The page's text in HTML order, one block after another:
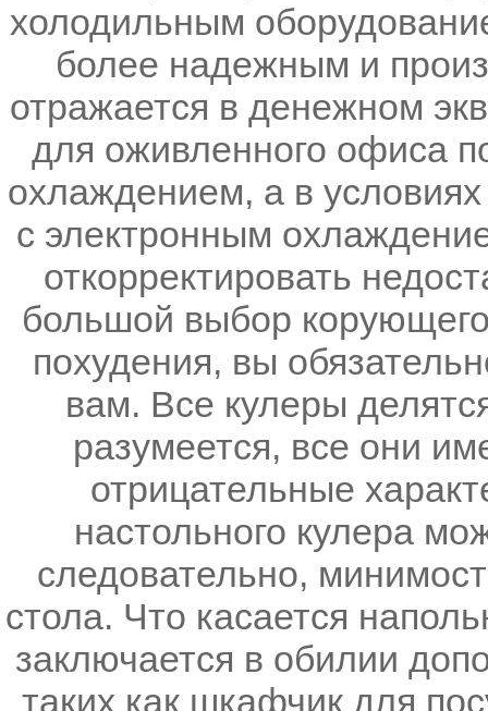
холодильным
более надежным и
отражается в денежном
для оживленного офиса
охлаждением, а в
с электронным
откорректировать
большой выбор
похудения, вы
вам. Все кулеры
разумеется, все они
отрицательные
настольного кулера
следовательно,
стола. Что касается
заключается в обилии
таких как шкафчик для